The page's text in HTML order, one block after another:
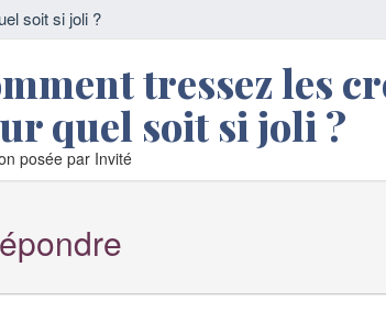
soit si joli ?
tressez les
quel soit si joli ?
posée par Invité